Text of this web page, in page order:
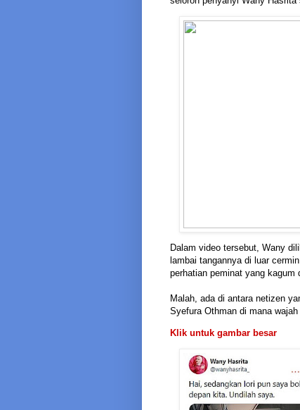
Dalam video tersebut, Wany
lambai tangannya di luar
perhatian peminat yang kagum
Malah, ada di antara netizen
Syefura Othman di mana
Klik untuk gambar besar